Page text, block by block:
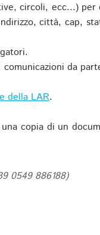
circoli, ecc...)
città, cap,
da
della LAR.
copia di un
0549 886188)